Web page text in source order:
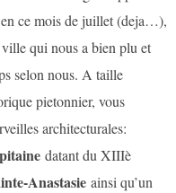
ce mois de juillet (deja…),
qui nous a bien plu et
selon nous. A taille
pietonnier, vous
architecturales:
datant du XIIIè
Anastasie ainsi qu’un